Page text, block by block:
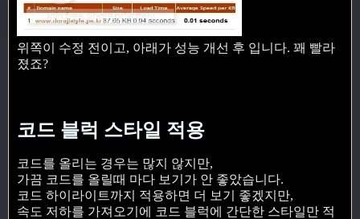
위쪽이 수정 전이고, 아래가 성능 개선 후 입니다. 꽤 빨라
졌죠?
코드 블럭 스타일 적용
코드를 올리는 경우는 많지 않지만,
가끔 코드를 올릴때 마다 보기가 안 좋았습니다.
코드 하이라이트까지 적용하면 더 보기 좋겠지만,
속도 저하를 가져오기에 코드 블럭에 간단한 스타일만 적